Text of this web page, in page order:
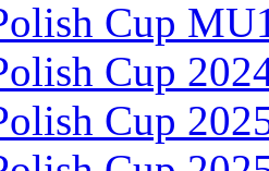
Cup
Cup
Cup